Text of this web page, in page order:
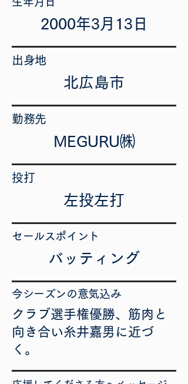
2000年3月13日
出身地
北広島市
勤務先
MEGURU㈱
投打
左投左打
セールスポイント
バッティング
今シーズンの意気込み
クラブ選手権優勝、筋肉と
向き合い糸井嘉男に近づ
く。